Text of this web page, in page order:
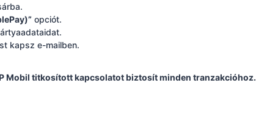
opciót.
kapsz e-mailben.
Mobil titkosított kapcsolatot biztosít minden tranzakcióhoz.